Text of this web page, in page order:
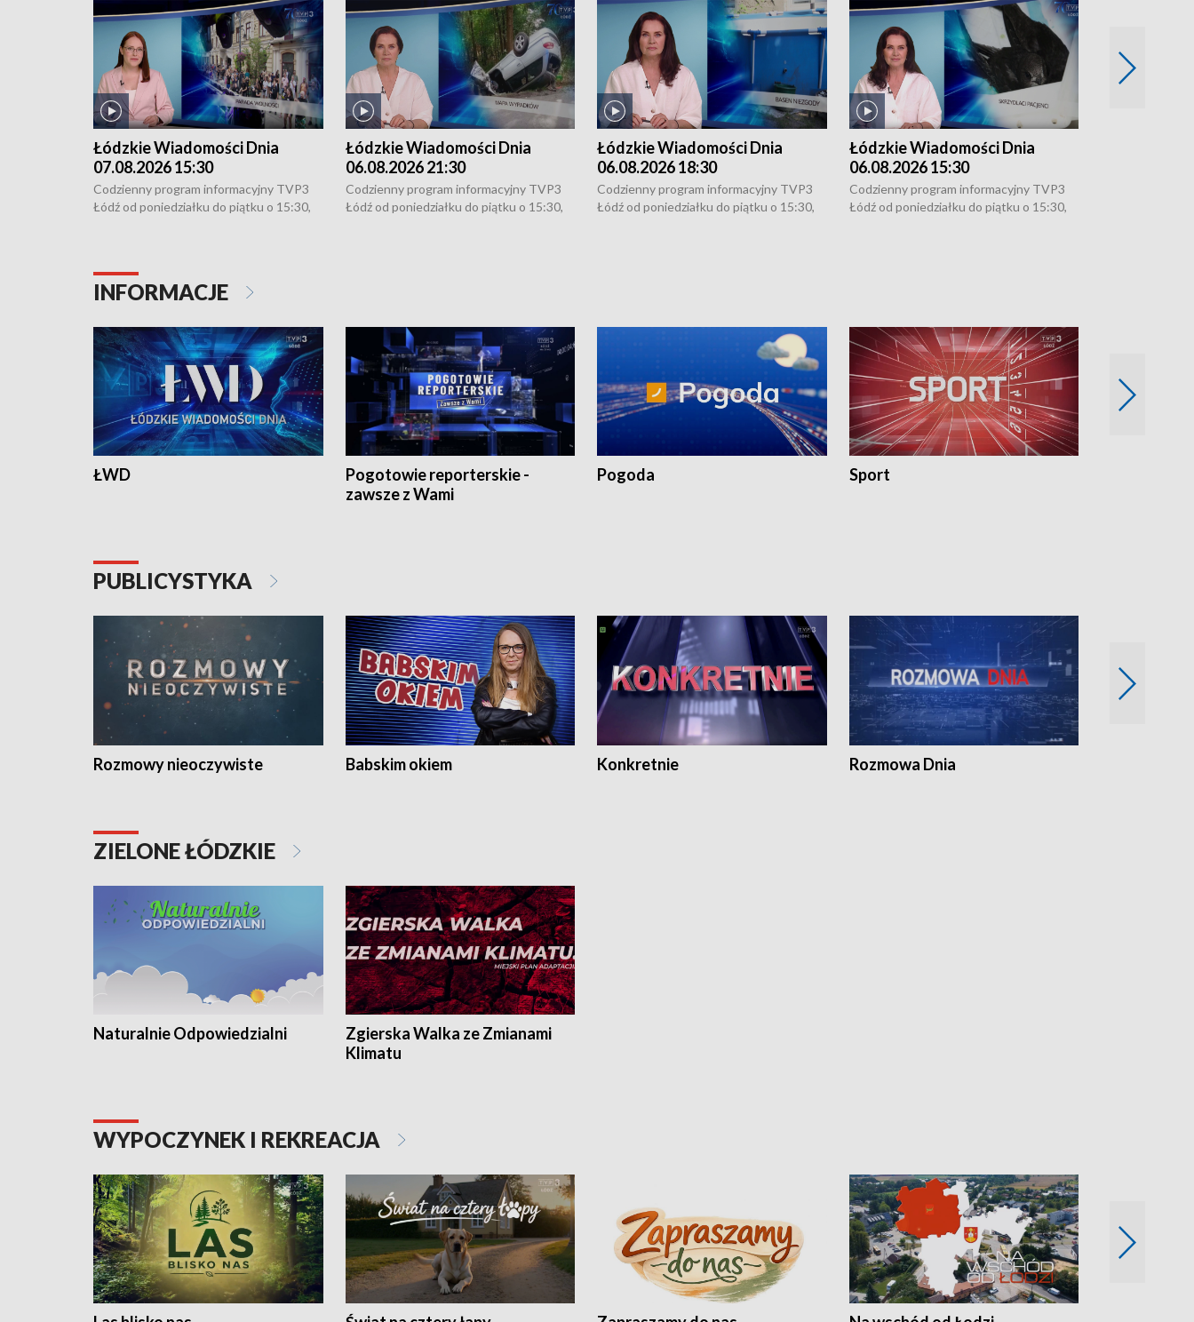
Łódzkie Wiadomości Dnia
07.08.2026 15:30
Codzienny program informacyjny TVP3
Łódź od poniedziałku do piątku o 15:30,
Łódzkie Wiadomości Dnia
06.08.2026 21:30
Codzienny program informacyjny TVP3
Łódź od poniedziałku do piątku o 15:30,
Łódzkie Wiadomości Dnia
06.08.2026 18:30
Codzienny program informacyjny TVP3
Łódź od poniedziałku do piątku o 15:30,
Łódzkie Wiadomości Dnia
06.08.2026 15:30
Codzienny program informacyjny TVP3
Łódź od poniedziałku do piątku o 15:30,
INFORMACJE
ŁWD
Pogotowie reporterskie -
zawsze z Wami
Pogoda Sport
PUBLICYSTYKA
Rozmowy nieoczywiste Babskim okiem Konkretnie Rozmowa Dnia
ZIELONE ŁÓDZKIE
Naturalnie Odpowiedzialni
Zgierska Walka ze Zmianami
Klimatu
WYPOCZYNEK I REKREACJA